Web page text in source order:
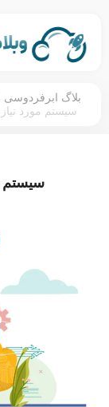
بلاگ ابرفردوسی
سیستم مورد
سیستم